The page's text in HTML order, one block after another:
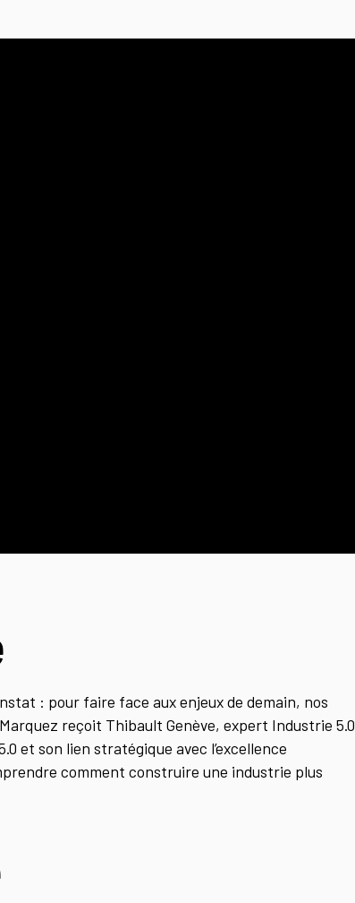
: pour faire face aux enjeux de demain, nos
reçoit Thibault Genève, expert Industrie 5.0
et son lien stratégique avec l’excellence
comment construire une industrie plus